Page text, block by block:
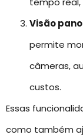
Visão
permite
câmeras,
custos.
Essas
como também